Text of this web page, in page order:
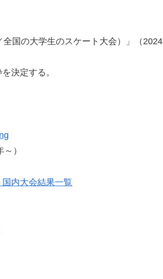
国の大学生のスケート大会）」（2024
決定する。
）
内大会結果一覧